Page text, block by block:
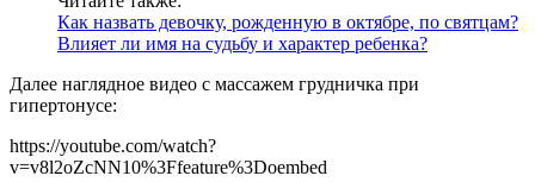
Как назвать девочку, рожденную в октябре, по святцам?
Влияет ли имя на судьбу и характер ребенка?
Далее наглядное видео с массажем грудничка при
гипертонусе:
https://youtube.com/watch?
v=v8l2oZcNN10%3Ffeature%3Doembed